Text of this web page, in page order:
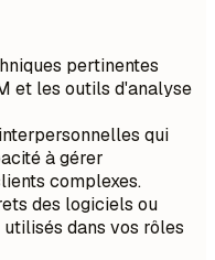
pertinentes
et les outils d'analyse
qui
à gérer
complexes.
des logiciels ou
dans vos rôles